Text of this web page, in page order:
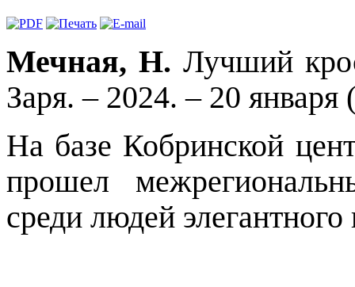
Мечная, Н. Лучший
Заря. – 2024. – 20
На базе Кобринской
прошел
среди людей элегантного